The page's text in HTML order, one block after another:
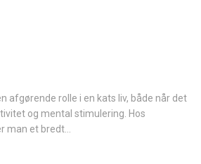
afgørende rolle i en kats liv, både når det
og mental stimulering. Hos
man et bredt...